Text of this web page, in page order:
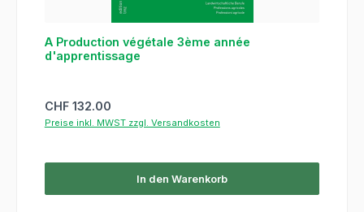
A Production végétale 3ème année
d'apprentissage
Regulärer Preis:
CHF 132.00
Preise inkl. MWST zzgl. Versandkosten
In den Warenkorb